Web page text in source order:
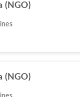
(NGO)
(NGO)